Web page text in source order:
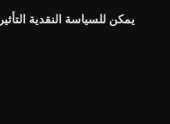
يمكن للسياسة النقدية